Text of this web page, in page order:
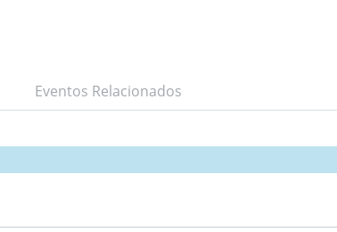
Eventos Relacionados